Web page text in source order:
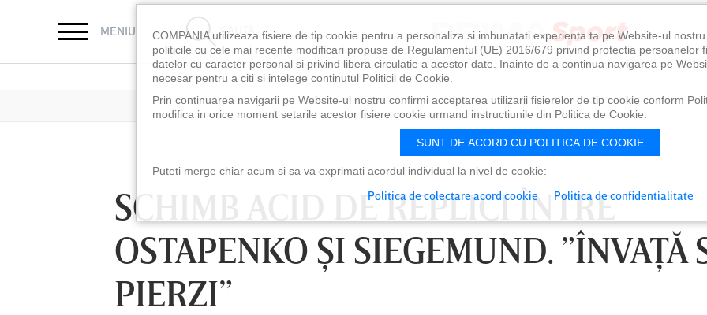
MENIU CAUTĂ
SCHIMB ACID DE REPLICI ÎNTRE
OSTAPENKO ŞI SIEGEMUND. ”ÎNVAŢĂ
PIERZI”
COMPANIA utilizeaza fisiere de tip cookie pentru a personaliza si imbunatati experienta ta pe Website-ul
politicile cu cele mai recente modificari propuse de Regulamentul (UE) 2016/679 privind protectia persoanelor
datelor cu caracter personal si privind libera circulatie a acestor date. Inainte de a continua navigarea pe
necesar pentru a citi si intelege continutul Politicii de Cookie.
Prin continuarea navigarii pe Website-ul nostru confirmi acceptarea utilizarii fisierelor de tip cookie conform
modifica in orice moment setarile acestor fisiere cookie urmand instructiunile din Politica de Cookie.
SUNT DE ACORD CU POLITICA DE COOKIE
Puteti merge chiar acum si sa va exprimati acordul individual la nivel de cookie:
Politica de colectare acord cookie Politica de confidentialitate